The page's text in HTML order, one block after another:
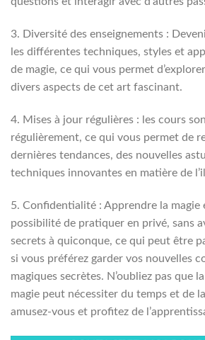
3. Diversité des enseignements :
les différentes techniques, styles et
de magie, ce qui vous permet
divers aspects de cet art fascinant.
4. Mises à jour régulières : les cours
régulièrement, ce qui vous permet de
dernières tendances, des nouvelles
techniques innovantes en matière de
5. Confidentialité : Apprendre la magie
possibilité de pratiquer en privé, sans
secrets à quiconque, ce qui peut être
si vous préférez garder vos nouvelles
magiques secrètes. N’oubliez pas que
magie peut nécessiter du temps et de
amusez-vous et profitez de